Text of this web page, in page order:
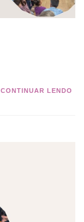
CONTINUAR LENDO